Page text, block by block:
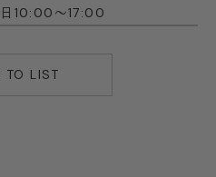
10:00～17:00
TO LIST